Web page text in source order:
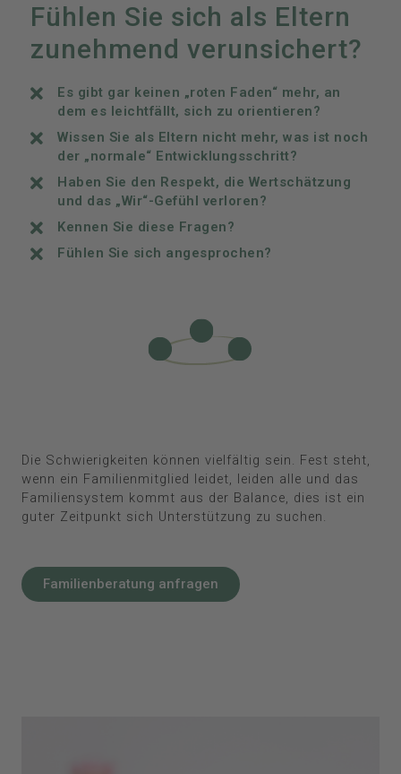
Fühlen Sie sich als Eltern
zunehmend verunsichert?
Es gibt gar keinen „roten Faden“ mehr, an
dem es leichtfällt, sich zu orientieren?
Wissen Sie als Eltern nicht mehr, was ist noch
der „normale“ Entwicklungsschritt?
Haben Sie den Respekt, die Wertschätzung
und das „Wir“-Gefühl verloren?
Kennen Sie diese Fragen?
Fühlen Sie sich angesprochen?
Die Schwierigkeiten können vielfältig sein. Fest steht,
wenn ein Familienmitglied leidet, leiden alle und das
Familiensystem kommt aus der Balance, dies ist ein
guter Zeitpunkt sich Unterstützung zu suchen.
Familienberatung anfragen